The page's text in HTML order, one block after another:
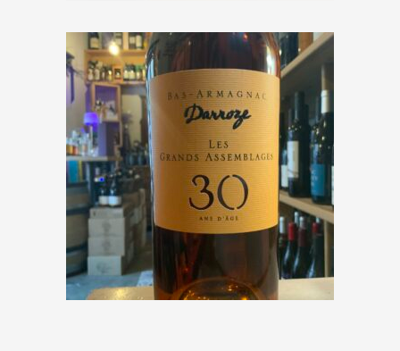
Darroze « Bas-Armagnacs 30
ans »
€92,00